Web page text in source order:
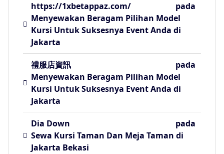
https://1xbetappaz.com/
pada
Menyewakan Beragam Pilihan Model
Kursi Untuk Suksesnya Event Anda di
Jakarta
禮服店資訊
pada
Menyewakan Beragam Pilihan Model
Kursi Untuk Suksesnya Event Anda di
Jakarta
Dia Down
pada
Sewa Kursi Taman Dan Meja Taman di
Jakarta Bekasi